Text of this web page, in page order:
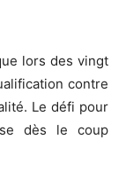
lors des vingt
contre
Le défi pour
dès le coup